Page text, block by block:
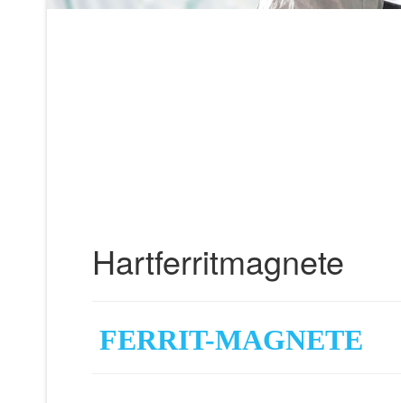
Hartferritmagnete
FERRIT-MAGNETE